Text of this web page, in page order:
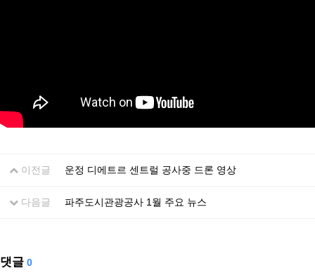
이전글 운정 디에트르 센트럴 공사중 드론 영상
다음글 파주도시관광공사 1월 주요 뉴스
댓글 0